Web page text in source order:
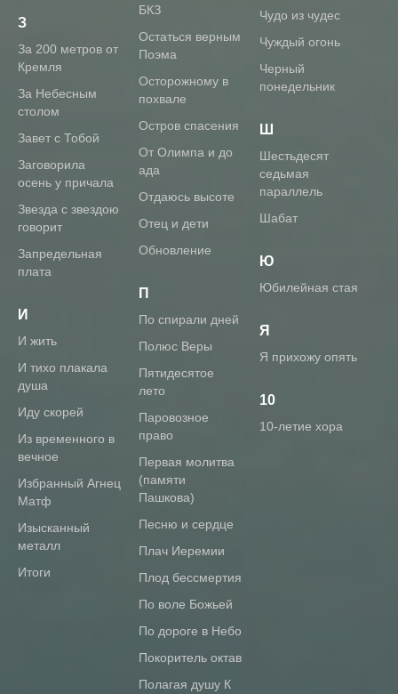
З
За 200 метров от
Кремля
За Небесным
столом
Завет с Тобой
Заговорила
осень у причала
Звезда с звездою
говорит
Запредельная
плата
И
И жить
И тихо плакала
душа
Иду скорей
Из временного в
вечное
Избранный Агнец
Матф
Изысканный
металл
Итоги
БКЗ
Остаться верным
Поэма
Осторожному в
похвале
Остров спасения
От Олимпа и до
ада
Отдаюсь высоте
Отец и дети
Обновление
П
По спирали дней
Полюс Веры
Пятидесятое
лето
Паровозное
право
Первая молитва
(памяти
Пашкова)
Песню и сердце
Плач Иеремии
Плод бессмертия
По воле Божьей
По дороге в Небо
Покоритель октав
Полагая душу К
Чудо из чудес
Чуждый огонь
Черный
понедельник
Ш
Шестьдесят
седьмая
параллель
Шабат
Ю
Юбилейная стая
Я
Я прихожу опять
10
10-летие хора